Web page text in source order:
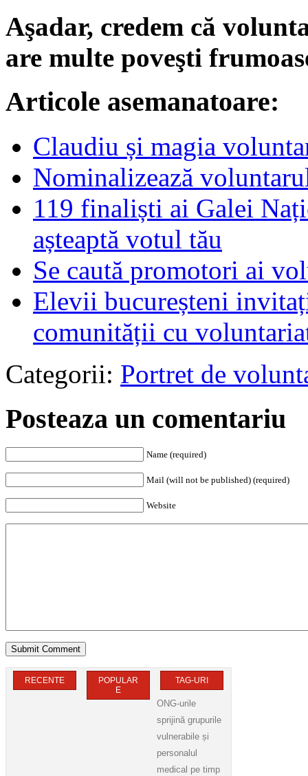
Aşadar, credem că
are multe poveşti
Articole asemanatoare:
Claudiu și magia
Nominalizează
119 finaliști ai Galei
așteaptă votul tău
Se caută promotori ai
Elevii bucureșteni
comunității cu
Categorii: Portret de
Posteaza un comentariu
Name (required)
Mail (will not be published) (required)
Website
RECENTE
POPULAR
E
TAG-URI
ONG-urile
sprijină grupurile
vulnerabile și
personalul
medical pe timp